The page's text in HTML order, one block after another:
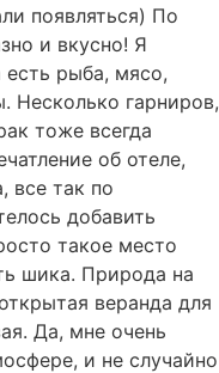
появляться) По
и вкусно! Я
рыба, мясо,
Несколько гарниров,
тоже всегда
об отеле,
все так по
добавить
такое место
шика. Природа на
веранда для
Да, мне очень
и не случайно